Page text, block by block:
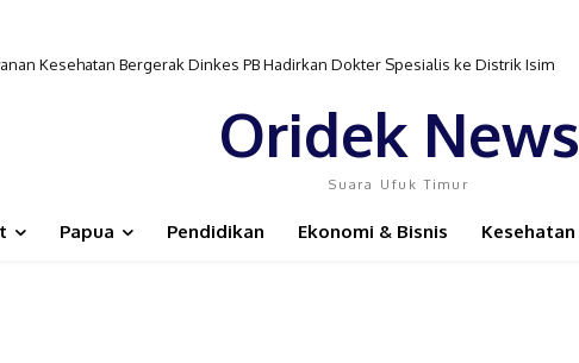
Kesehatan Bergerak Dinkes PB Hadirkan Dokter Spesialis ke Distrik Isim
GEMPO Khawatir Pembinaan Atlet Semakin Terganggu
Oridek News
Suara Ufuk Timur
Papua Pendidikan Ekonomi & Bisnis Kesehatan